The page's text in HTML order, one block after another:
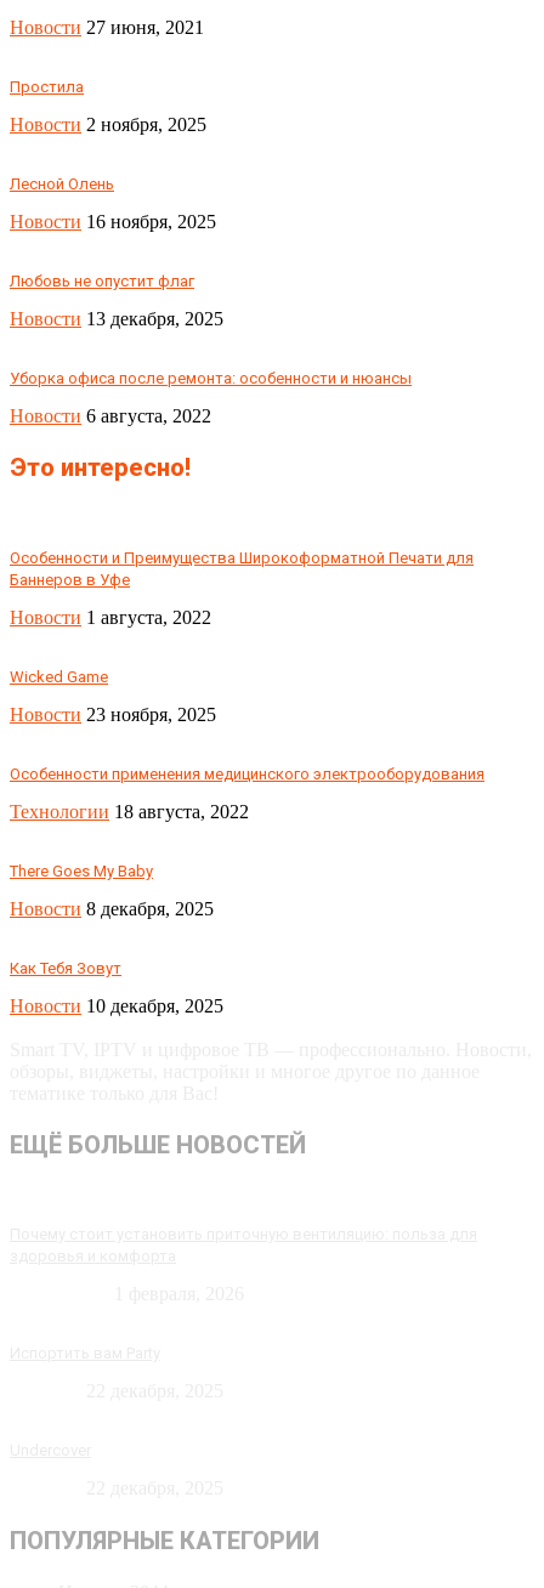
Новости 27 июня, 2021
Простила
Новости 2 ноября, 2025
Лесной Олень
Новости 16 ноября, 2025
Любовь не опустит флаг
Новости 13 декабря, 2025
Уборка офиса после ремонта: особенности и нюансы
Новости 6 августа, 2022
Это интересно!
Особенности и Преимущества Широкоформатной Печати для
Баннеров в Уфе
Новости 1 августа, 2022
Wicked Game
Новости 23 ноября, 2025
Особенности применения медицинского электрооборудования
Технологии 18 августа, 2022
There Goes My Baby
Новости 8 декабря, 2025
Как Тебя Зовут
Новости 10 декабря, 2025
ЕЩЁ БОЛЬШЕ НОВОСТЕЙ
ПОПУЛЯРНЫЕ КАТЕГОРИИ